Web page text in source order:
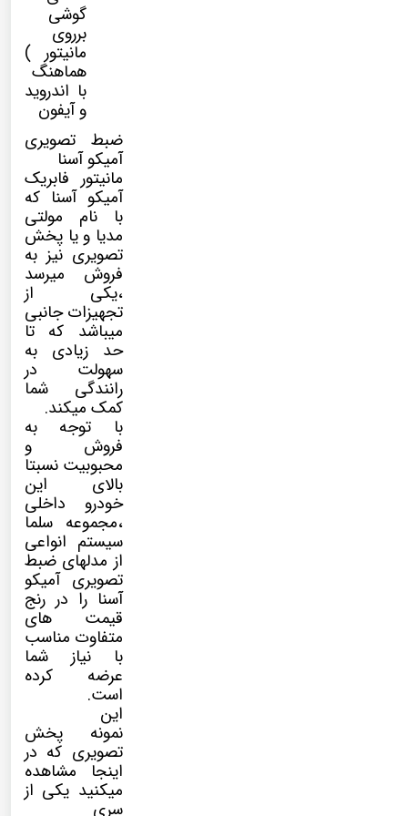
گوشی
برروی
مانیتور )
هماهنگ
با اندروید
و آیفون
ضبط تصویری
آمیکو آسنا
مانیتور فابریک
آمیکو آسنا که
با نام مولتی
مدیا و یا پخش
تصویری نیز به
فروش میرسد
،یکی از
تجهیزات جانبی
میباشد که تا
حد زیادی به
سهولت در
رانندگی شما
کمک میکند.
با توجه به
فروش و
محبوبیت نسبتا
بالای این
خودرو داخلی
،مجموعه سلما
سیستم انواعی
از مدلهای ضبط
تصویری آمیکو
آسنا را در رنج
قیمت های
متفاوت مناسب
با نیاز شما
عرضه کرده
است.
این
نمونه پخش
تصویری که در
اینجا مشاهده
میکنید یکی از
سری